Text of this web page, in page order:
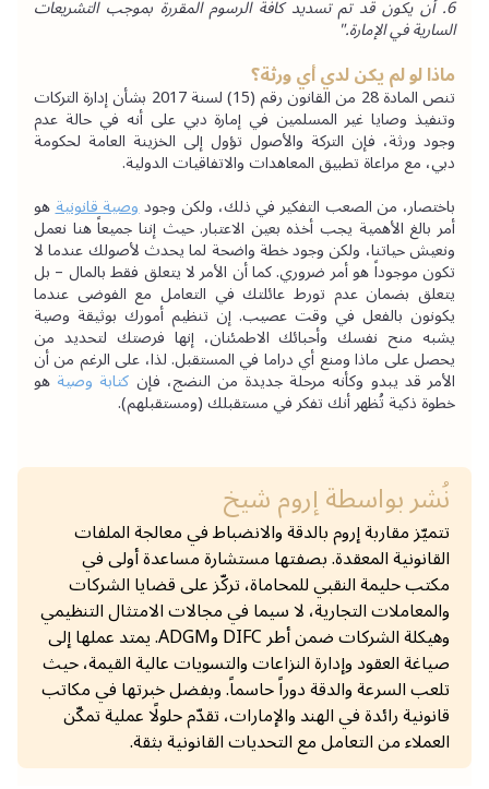
السارية في الإمارة."
ماذا لو لم يكن لدي أي ورثة؟
دبي، مع مراعاة تطبيق المعاهدات والاتفاقيات الدولية.
باختصار، من الصعب التفكير في ذلك، ولكن وجود وصية قانونية
الأمر قد يبدو وكأنه مرحلة جديدة من النضج، فإن كتابة وصية
خطوة ذكية تُظهر أنك تفكر في مستقبلك (ومستقبلهم).
نُشر بواسطةإروم شيخ
تتميّز مقاربة إروم بالدقة والانضباط في معالجة الملفات
القانونية المعقدة. بصفتها مستشارة مساعدة أولى في
مكتب حليمة النقبي للمحاماة، تركّز على قضايا الشركات
والمعاملات التجارية، لا سيما في مجالات الامتثال التنظيمي
وهيكلة الشركات ضمن أطر DIFC وADGM. يمتد عملها إلى
صياغة العقود وإدارة النزاعات والتسويات عالية القيمة، حيث
تلعب السرعة والدقة دوراً حاسماً. وبفضل خبرتها في مكاتب
قانونية رائدة في الهند والإمارات، تقدّم حلولًا عملية تمكّن
العملاء من التعامل مع التحديات القانونية بثقة.